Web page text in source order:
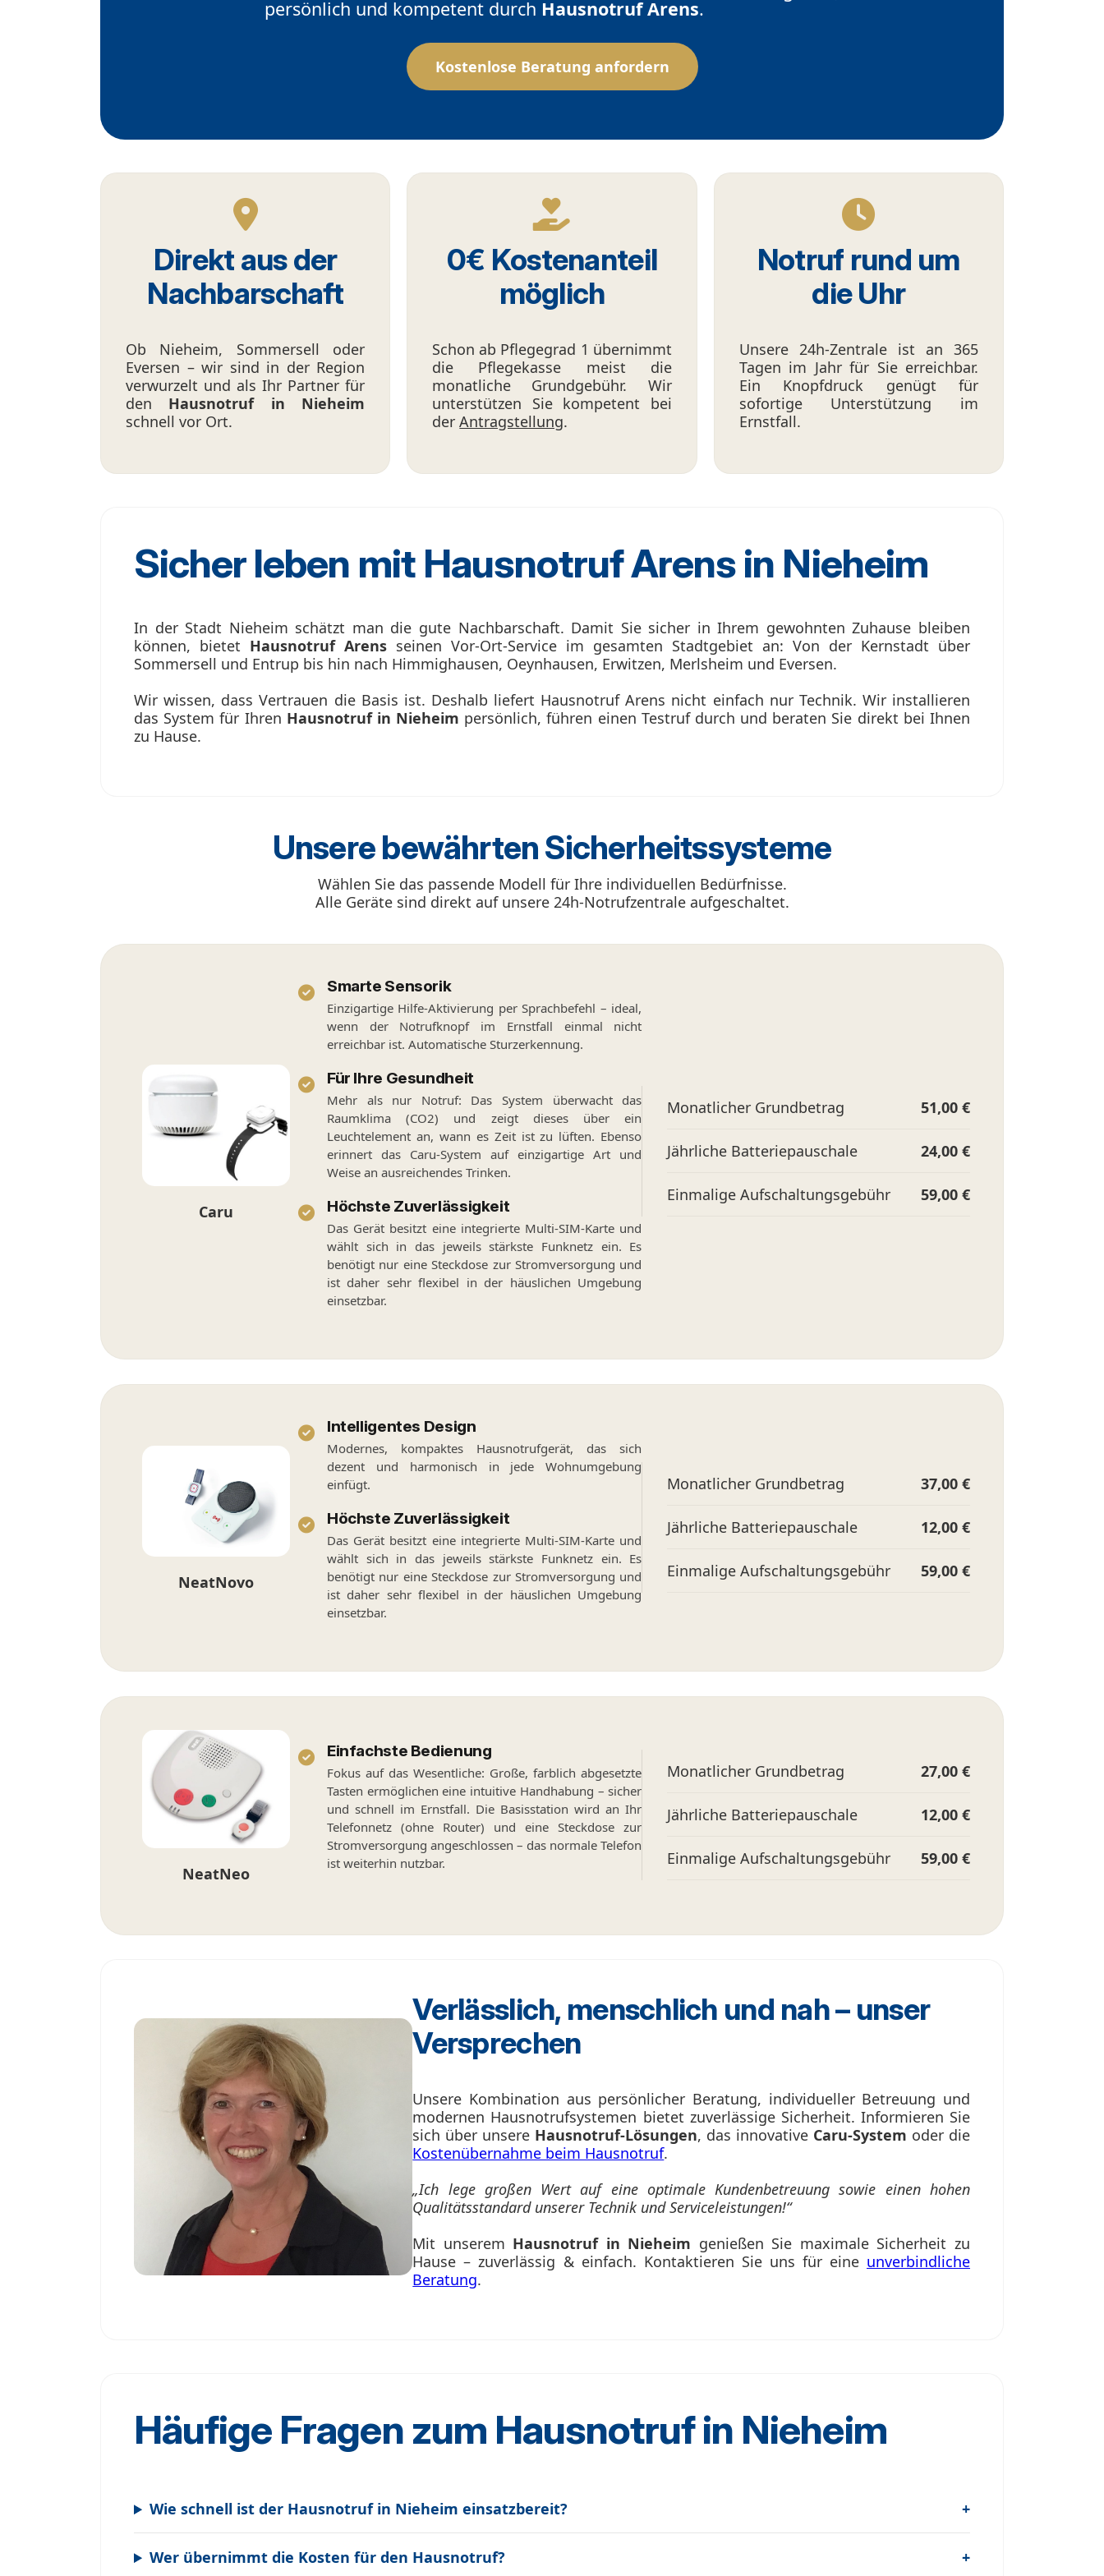
persönlich und kompetent durch Hausnotruf Arens.
Kostenlose Beratung anfordern
Direkt aus der
Nachbarschaft
Ob Nieheim, Sommersell oder
Eversen – wir sind in der Region
verwurzelt und als Ihr Partner für
den Hausnotruf in Nieheim
schnell vor Ort.
0€ Kostenanteil
möglich
Schon ab Pflegegrad 1 übernimmt
die Pflegekasse meist die
monatliche Grundgebühr. Wir
unterstützen Sie kompetent bei
derAntragstellung.
Notruf rund um
die Uhr
Unsere 24h-Zentrale ist an 365
Tagen im Jahr für Sie erreichbar.
Ein Knopfdruck genügt für
sofortige Unterstützung im
Ernstfall.
Sicher leben mit Hausnotruf Arens in Nieheim
In der Stadt Nieheim schätzt man die gute Nachbarschaft. Damit Sie sicher in Ihrem gewohnten Zuhause bleiben
können, bietet Hausnotruf Arens seinen Vor-Ort-Service im gesamten Stadtgebiet an: Von der Kernstadt über
Sommersell und Entrup bis hin nach Himmighausen, Oeynhausen, Erwitzen, Merlsheim und Eversen.
Wir wissen, dass Vertrauen die Basis ist. Deshalb liefert Hausnotruf Arens nicht einfach nur Technik. Wir installieren
das System für Ihren Hausnotruf in Nieheim persönlich, führen einen Testruf durch und beraten Sie direkt bei Ihnen
zu Hause.
Unsere bewährten Sicherheitssysteme
Wählen Sie das passende Modell für Ihre individuellen Bedürfnisse.
Alle Geräte sind direkt auf unsere 24h-Notrufzentrale aufgeschaltet.
Caru
Smarte Sensorik
Einzigartige Hilfe-Aktivierung per Sprachbefehl – ideal,
wenn der Notrufknopf im Ernstfall einmal nicht
erreichbar ist. Automatische Sturzerkennung.
Für Ihre Gesundheit
Mehr als nur Notruf: Das System überwacht das
Raumklima (CO2) und zeigt dieses über ein
Leuchtelement an, wann es Zeit ist zu lüften. Ebenso
erinnert das Caru-System auf einzigartige Art und
Weise an ausreichendes Trinken.
Höchste Zuverlässigkeit
Das Gerät besitzt eine integrierte Multi-SIM-Karte und
wählt sich in das jeweils stärkste Funknetz ein. Es
benötigt nur eine Steckdose zur Stromversorgung und
ist daher sehr flexibel in der häuslichen Umgebung
einsetzbar.
Monatlicher Grundbetrag 51,00 €
Jährliche Batteriepauschale 24,00 €
Einmalige Aufschaltungsgebühr 59,00 €
NeatNovo
Intelligentes Design
Modernes, kompaktes Hausnotrufgerät, das sich
dezent und harmonisch in jede Wohnumgebung
einfügt.
Höchste Zuverlässigkeit
Das Gerät besitzt eine integrierte Multi-SIM-Karte und
wählt sich in das jeweils stärkste Funknetz ein. Es
benötigt nur eine Steckdose zur Stromversorgung und
ist daher sehr flexibel in der häuslichen Umgebung
einsetzbar.
Monatlicher Grundbetrag 37,00 €
Jährliche Batteriepauschale 12,00 €
Einmalige Aufschaltungsgebühr 59,00 €
NeatNeo
Einfachste Bedienung
Fokus auf das Wesentliche: Große, farblich abgesetzte
Tasten ermöglichen eine intuitive Handhabung – sicher
und schnell im Ernstfall. Die Basisstation wird an Ihr
Telefonnetz (ohne Router) und eine Steckdose zur
Stromversorgung angeschlossen – das normale Telefon
ist weiterhin nutzbar.
Monatlicher Grundbetrag 27,00 €
Jährliche Batteriepauschale 12,00 €
Einmalige Aufschaltungsgebühr 59,00 €
Verlässlich, menschlich und nah – unser
Versprechen
Unsere Kombination aus persönlicher Beratung, individueller Betreuung und
modernen Hausnotrufsystemen bietet zuverlässige Sicherheit. Informieren Sie
sich über unsere Hausnotruf-Lösungen, das innovative Caru-System oder die
Kostenübernahme beim Hausnotruf.
„Ich lege großen Wert auf eine optimale Kundenbetreuung sowie einen hohen
Qualitätsstandard unserer Technik und Serviceleistungen!“
Mit unserem Hausnotruf in Nieheim genießen Sie maximale Sicherheit zu
Hause – zuverlässig & einfach. Kontaktieren Sie uns für eine unverbindliche
Beratung.
Häufige Fragen zum Hausnotruf in Nieheim
Wie schnell ist der Hausnotruf in Nieheim einsatzbereit?
Wer übernimmt die Kosten für den Hausnotruf?